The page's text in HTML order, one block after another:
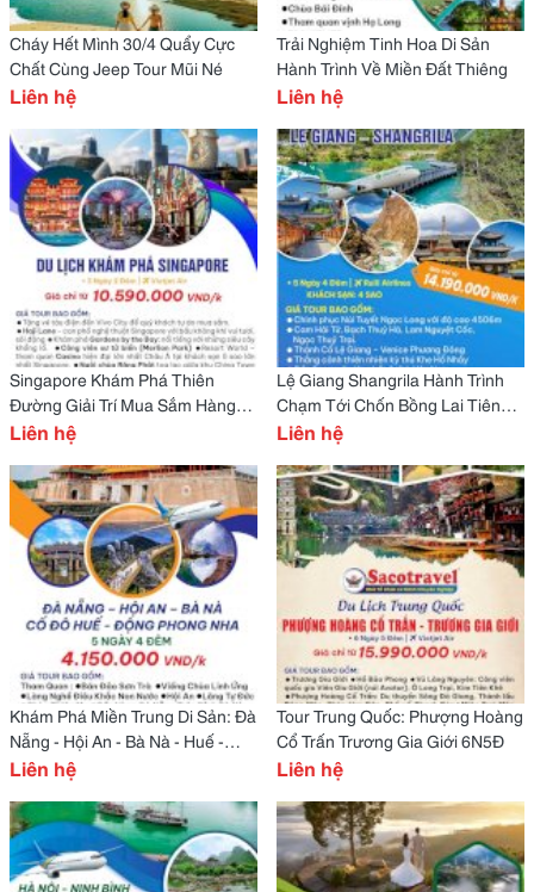
Cháy Hết Mình 30/4 Quẩy Cực
Chất Cùng Jeep Tour Mũi Né
Liên hệ
Trải Nghiệm Tinh Hoa Di Sản
Hành Trình Về Miền Đất Thiêng
Liên hệ
Singapore Khám Phá Thiên
Đường Giải Trí Mua Sắm Hàng
Đầu Châu Á!
Liên hệ
Lệ Giang Shangrila Hành Trình
Chạm Tới Chốn Bồng Lai Tiên
Cảnh
Liên hệ
Khám Phá Miền Trung Di Sản: Đà
Nẵng - Hội An - Bà Nà - Huế -
Phong Nha 5N4Đ
Liên hệ
Tour Trung Quốc: Phượng Hoàng
Cổ Trấn Trương Gia Giới 6N5Đ
Liên hệ